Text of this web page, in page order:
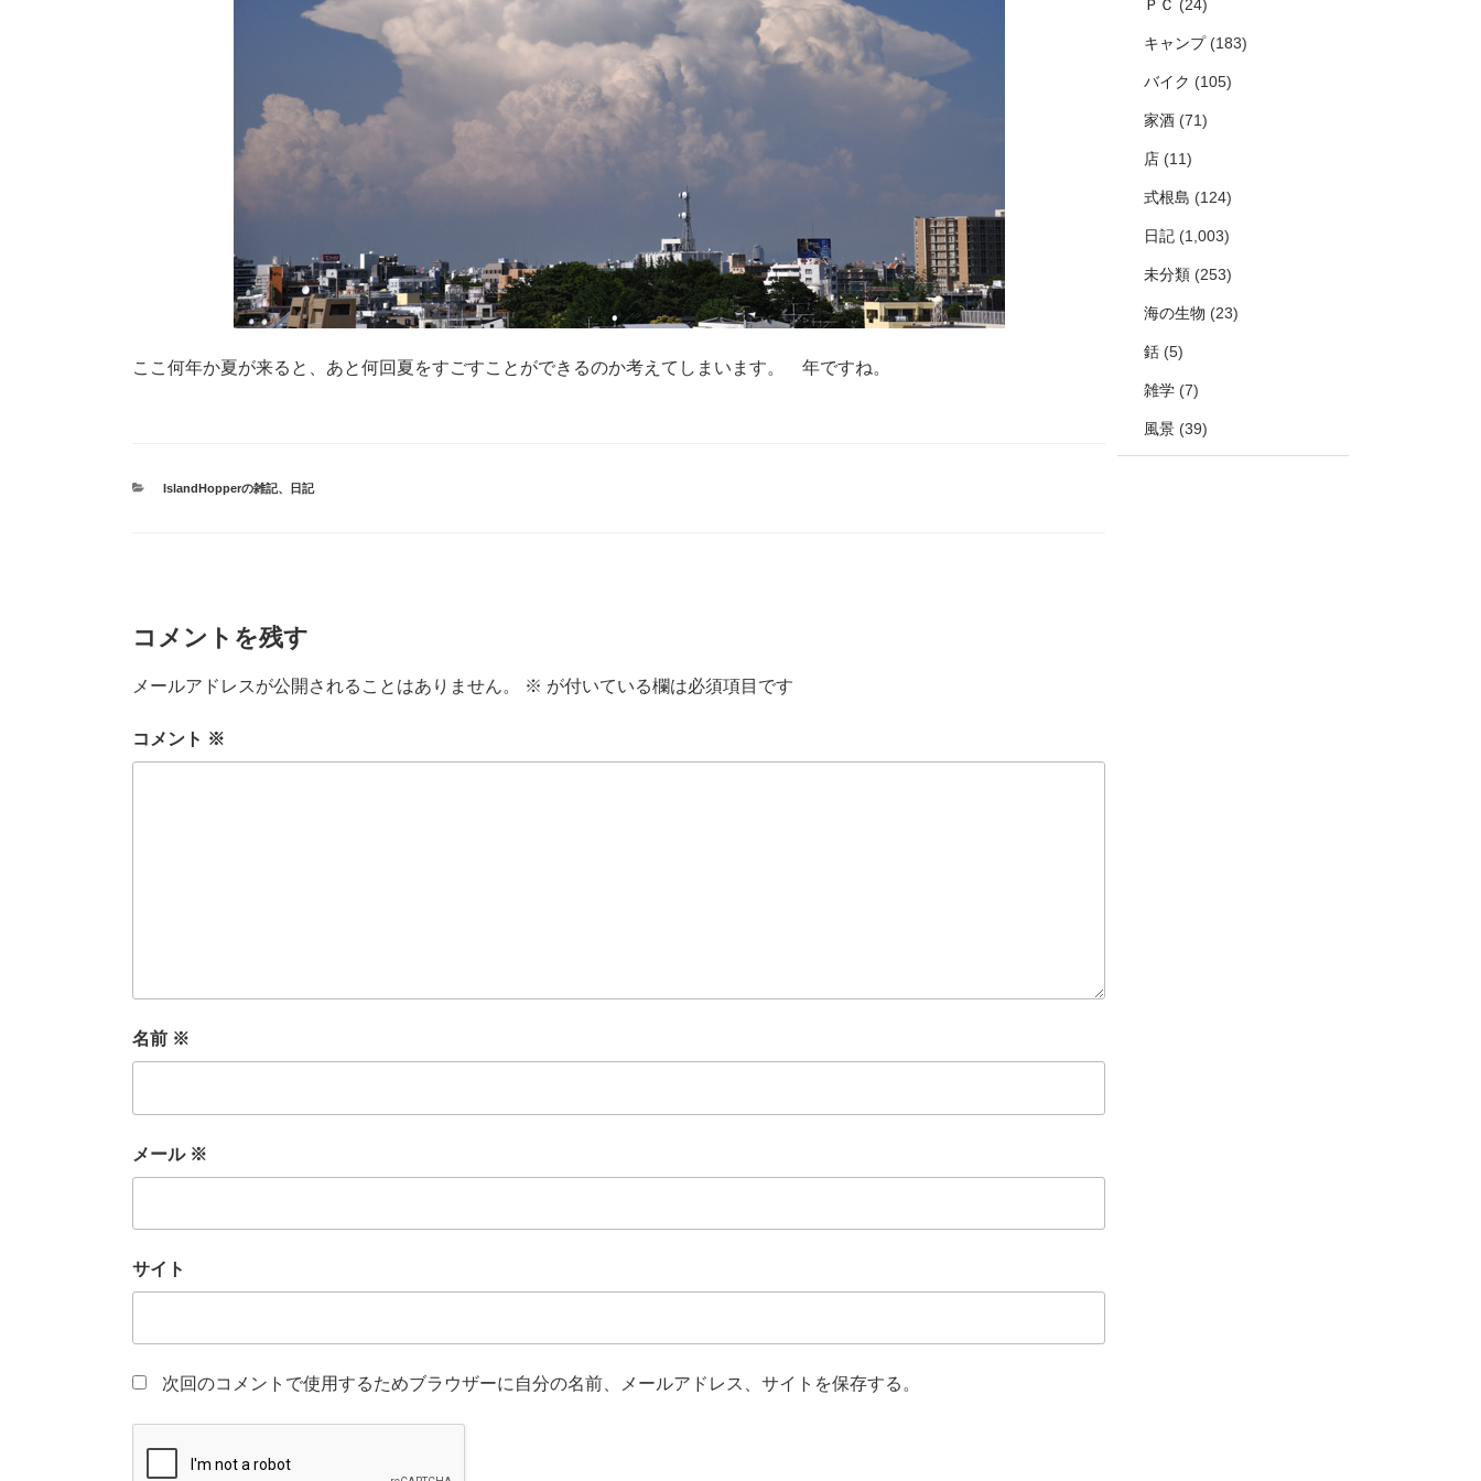
ここ何年か夏が来ると、あと何回夏をすごすことができるのか考えてしまいます。 年ですね。
カIslandHopperの雑記、 日記
コメントを残す
メールアドレスが公開されることはありません。 ※ が付いている欄は必須項目です
コメント ※
名前 ※
メール ※
サイト
次回のコメントで使用するためブラウザーに自分の名前、メールアドレス、サイトを保存する。
ＰＣ (24)
キャンプ(183)
バイク (105)
家酒 (71)
店 (11)
式根島 (124)
日記 (1,003)
未分類 (253)
海の生物 (23)
銛 (5)
雑学 (7)
風景 (39)